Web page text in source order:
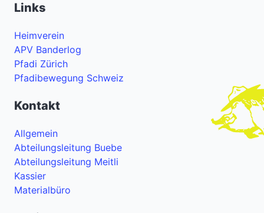
Links
Heimverein
APV Banderlog
Pfadi Zürich
Pfadibewegung Schweiz
Kontakt
Allgemein
Abteilungsleitung Buebe
Abteilungsleitung Meitli
Kassier
Materialbüro